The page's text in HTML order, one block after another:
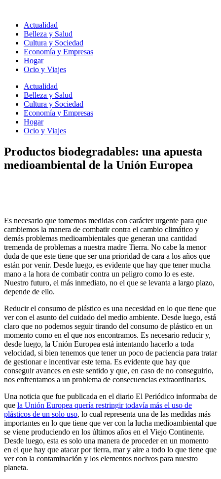
contenidoActualidad
Belleza y Salud
Cultura y Sociedad
Economía y Empresas
Hogar
Ocio y Viajes
Actualidad
Belleza y Salud
Cultura y Sociedad
Economía y Empresas
Hogar
Ocio y Viajes
Productos biodegradables: una apuesta
medioambiental de la Unión Europea
Es necesario que tomemos medidas con carácter urgente para que
cambiemos la manera de combatir contra el cambio climático y
demás problemas medioambientales que generan una cantidad
tremenda de problemas a nuestra madre Tierra. No cabe la menor
duda de que este tiene que ser una prioridad de cara a los años que
están por venir. Desde luego, es evidente que hay que tener mucha
mano a la hora de combatir contra un peligro como lo es este.
Nuestro futuro, el más inmediato, no el que se levanta a largo plazo,
depende de ello.
Reducir el consumo de plástico es una necesidad en lo que tiene que
ver con el asunto del cuidado del medio ambiente. Desde luego, está
claro que no podemos seguir tirando del consumo de plástico en un
momento como en el que nos encontramos. Es necesario reducir y,
desde luego, la Unión Europea está intentando hacerlo a toda
velocidad, si bien tenemos que tener un poco de paciencia para tratar
de gestionar e incentivar este tema. Es evidente que hay que
conseguir avances en este sentido y que, en caso de no conseguirlo,
nos enfrentamos a un problema de consecuencias extraordinarias.
Una noticia que fue publicada en el diario El Periódico informaba de
que la Unión Europea quería restringir todavía más el uso de
plásticos de un solo uso, lo cual representa una de las medidas más
importantes en lo que tiene que ver con la lucha medioambiental que
se viene produciendo en los últimos años en el Viejo Continente.
Desde luego, esta es solo una manera de proceder en un momento
en el que hay que atacar por tierra, mar y aire a todo lo que tiene que
ver con la contaminación y los elementos nocivos para nuestro
planeta.